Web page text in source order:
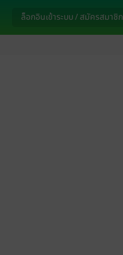
ล็อกอินเข้าระบบ / สมัครสมาชิก